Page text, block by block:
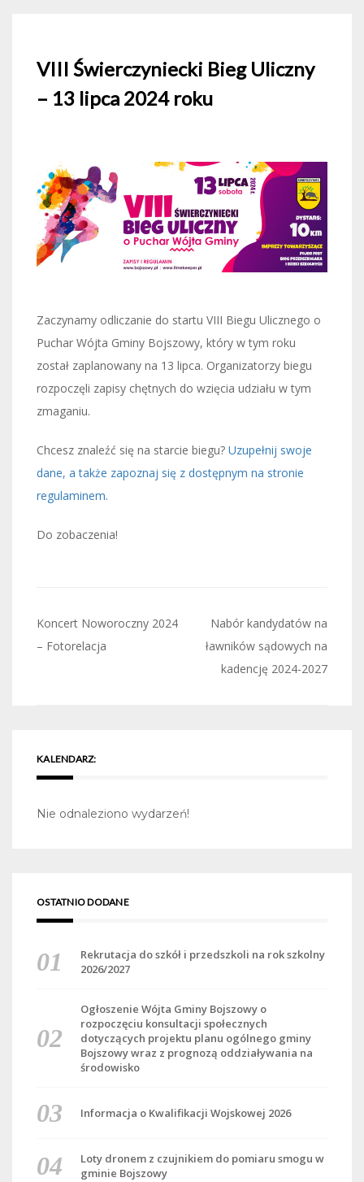
VIII Świerczyniecki Bieg Uliczny
– 13 lipca 2024 roku
Zaczynamy odliczanie do startu VIII Biegu Ulicznego o
Puchar Wójta Gminy Bojszowy, który w tym roku
został zaplanowany na 13 lipca. Organizatorzy biegu
rozpoczęli zapisy chętnych do wzięcia udziału w tym
zmaganiu.
Chcesz znaleźć się na starcie biegu? Uzupełnij swoje
dane, a także zapoznaj się z dostępnym na stronie
regulaminem.
Do zobaczenia!
Nawigacja
wpisu
Koncert Noworoczny 2024
– Fotorelacja
Nabór kandydatów na
ławników sądowych na
kadencję 2024-2027
KALENDARZ:
Nie odnaleziono wydarzeń!
OSTATNIO DODANE
Rekrutacja do szkół i przedszkoli na rok szkolny
2026/2027
Ogłoszenie Wójta Gminy Bojszowy o
rozpoczęciu konsultacji społecznych
dotyczących projektu planu ogólnego gminy
Bojszowy wraz z prognozą oddziaływania na
środowisko
Informacja o Kwalifikacji Wojskowej 2026
Loty dronem z czujnikiem do pomiaru smogu w
gminie Bojszowy